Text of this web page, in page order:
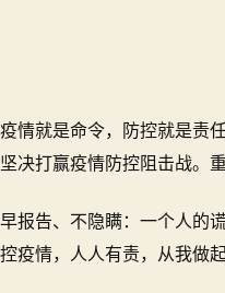
疫情就是命令，防控就是责
坚决打赢疫情防控阻击战。
早报告、不隐瞒：一个人的
控疫情，人人有责，从我做